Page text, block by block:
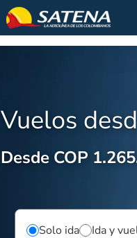
Vuelos
Desde COP
Solo ida Ida y